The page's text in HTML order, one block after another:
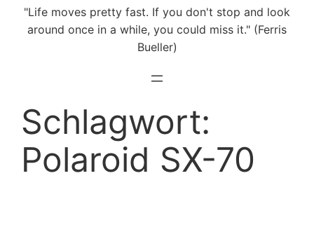
"Life moves pretty fast. If you don't stop and look
around once in a while, you could miss it." (Ferris
Bueller)
Schlagwort:
Polaroid SX-70